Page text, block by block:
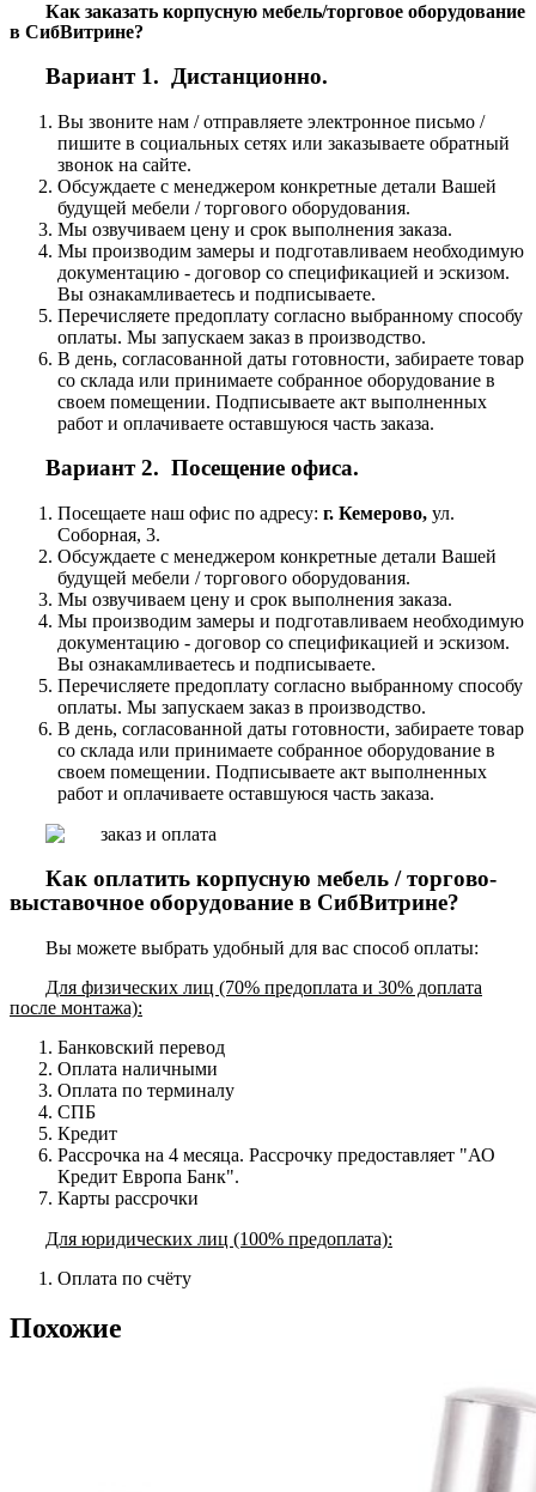
Как заказать корпусную мебель/торговое оборудование
в СибВитрине?
Вариант 1. Дистанционно.
Вы звоните нам / отправляете электронное письмо /
пишите в социальных сетях или заказываете обратный
звонок на сайте.
Обсуждаете с менеджером конкретные детали Вашей
будущей мебели / торгового оборудования.
Мы озвучиваем цену и срок выполнения заказа.
Мы производим замеры и подготавливаем необходимую
документацию - договор со спецификацией и эскизом.
Вы ознакамливаетесь и подписываете.
Перечисляете предоплату согласно выбранному способу
оплаты. Мы запускаем заказ в производство.
В день, согласованной даты готовности, забираете товар
со склада или принимаете собранное оборудование в
своем помещении. Подписываете акт выполненных
работ и оплачиваете оставшуюся часть заказа.
Вариант 2. Посещение офиса.
Посещаете наш офис по адресу: г. Кемерово, ул.
Соборная, 3.
Обсуждаете с менеджером конкретные детали Вашей
будущей мебели / торгового оборудования.
Мы озвучиваем цену и срок выполнения заказа.
Мы производим замеры и подготавливаем необходимую
документацию - договор со спецификацией и эскизом.
Вы ознакамливаетесь и подписываете.
Перечисляете предоплату согласно выбранному способу
оплаты. Мы запускаем заказ в производство.
В день, согласованной даты готовности, забираете товар
со склада или принимаете собранное оборудование в
своем помещении. Подписываете акт выполненных
работ и оплачиваете оставшуюся часть заказа.
Как оплатить корпусную мебель / торгово-
выставочное оборудование в СибВитрине?
Вы можете выбрать удобный для вас способ оплаты:
Для физических лиц (70% предоплата и 30% доплата
после монтажа):
Банковский перевод
Оплата наличными
Оплата по терминалу
СПБ
Кредит
Рассрочка на 4 месяца. Рассрочку предоставляет "АО
Кредит Европа Банк".
Карты рассрочки
Для юридических лиц (100% предоплата):
Оплата по счёту
Похожие